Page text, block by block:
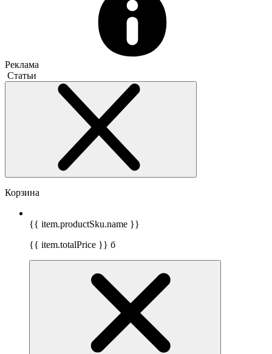
Реклама
Статьи
Корзина
{{ item.productSku.name }}
{{ item.totalPrice }} б